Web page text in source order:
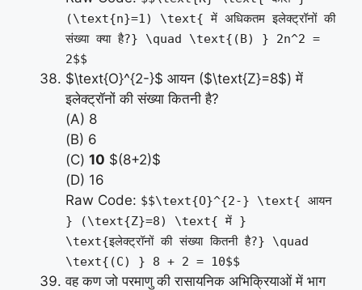
(\text{n}=1) \text{ में अधिकतम इलेक्ट्रॉनों की
संख्या क्या है?} \quad \text{(B) } 2n^2 =
2$$
$\text{O}^{2-}$ आयन ($\text{Z}=8$) में
इलेक्ट्रॉनों की संख्या कितनी है?
(A) 8
(B) 6
(C) 10 $(8+2)$
(D) 16
Raw Code: $$\text{O}^{2-} \text{ आयन
} (\text{Z}=8) \text{ में }
\text{इलेक्ट्रॉनों की संख्या कितनी है?} \quad
\text{(C) } 8 + 2 = 10$$
वह कण जो परमाणु की रासायनिक अभिक्रियाओं में भाग